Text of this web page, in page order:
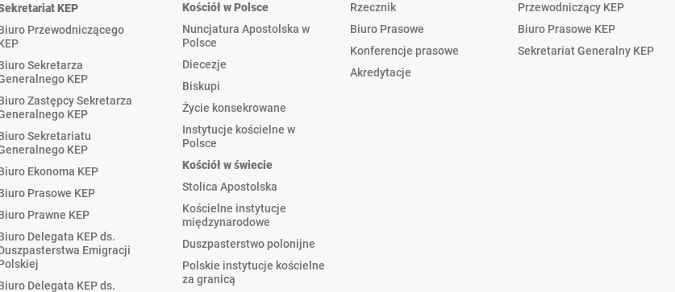
KEP
Przewodniczącego
Sekretarza
KEP
Zastępcy Sekretarza
KEP
Sekretariatu
KEP
Ekonoma KEP
Prasowe KEP
Prawne KEP
Delegata KEP ds.
Emigracji
Delegata KEP ds.
Kościół w Polsce
Nuncjatura Apostolska w
Polsce
Diecezje
Biskupi
Życie konsekrowane
Instytucje kościelne w
Polsce
Kościół w świecie
Stolica Apostolska
Kościelne instytucje
międzynarodowe
Duszpasterstwo polonijne
Polskie instytucje kościelne
za granicą
Rzecznik
Biuro Prasowe
Konferencje prasowe
Akredytacje
Przewodniczący KEP
Biuro Prasowe KEP
Sekretariat Generalny KEP